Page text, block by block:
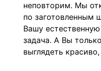
неповторим. Мы
по заготовленным
Вашу
задача. А Вы
выглядеть